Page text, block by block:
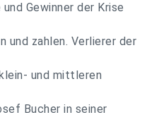
Gewinner der Krise
und zahlen. Verlierer der
und mittleren
Bucher in seiner